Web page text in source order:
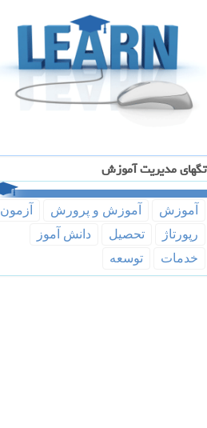
تگهای مدیریت آموزش
آموزش آموزش و پرورش
آزمون
رپورتاژ
تحصیل
دانش آموز
خدمات
توسعه